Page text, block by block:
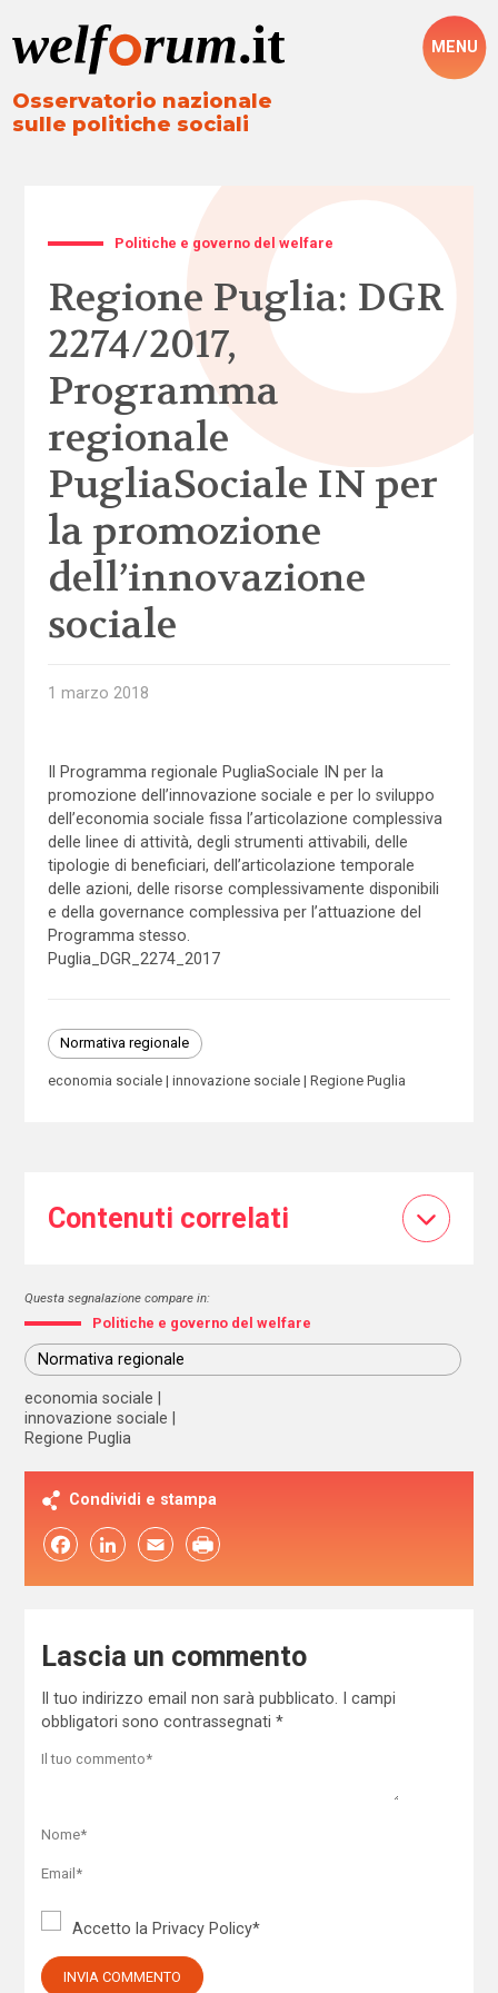
Osservatorio nazionale
sulle politiche sociali
MENU
Politiche e governo del welfare
Regione Puglia: DGR
2274/2017,
Programma
regionale
PugliaSociale IN per
la promozione
dell’innovazione
sociale
1 marzo 2018
Il Programma regionale PugliaSociale IN per la
promozione dell’innovazione sociale e per lo sviluppo
dell’economia sociale fissa l’articolazione complessiva
delle linee di attività, degli strumenti attivabili, delle
tipologie di beneficiari, dell’articolazione temporale
delle azioni, delle risorse complessivamente disponibili
e della governance complessiva per l’attuazione del
Programma stesso.
Puglia_DGR_2274_2017
Normativa regionale
economia sociale innovazione sociale Regione Puglia
Contenuti correlati
Questa segnalazione compare in:
Politiche e governo del welfare
Normativa regionale
economia sociale
innovazione sociale
Regione Puglia
Condividi e stampa
FacebookLinkedIn Email
Lascia un commento
Il tuo indirizzo email non sarà pubblicato.
I campi
obbligatori sono contrassegnati *
Accetto la Privacy Policy*